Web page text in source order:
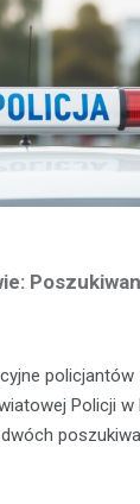
policjantów
Policji w